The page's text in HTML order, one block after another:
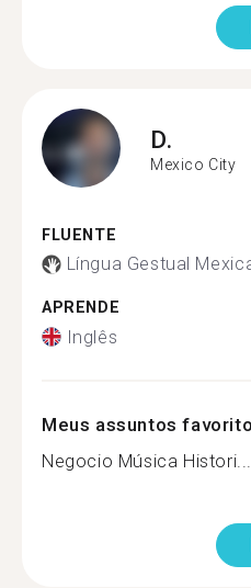
D.
Mexico City
FLUENTE
Língua Gestual
APRENDE
Inglês
Meus assuntos
Negocio Música Histori...